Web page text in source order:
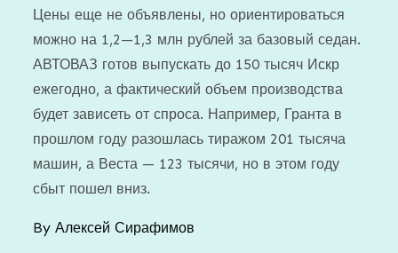
Цены еще не объявлены, но ориентироваться
можно на 1,2—1,3 млн рублей за базовый седан.
АВТОВАЗ готов выпускать до 150 тысяч Искр
ежегодно, а фактический объем производства
будет зависеть от спроса. Например, Гранта в
прошлом году разошлась тиражом 201 тысяча
машин, а Веста — 123 тысячи, но в этом году
сбыт пошел вниз.
ByАлексей Сирафимов